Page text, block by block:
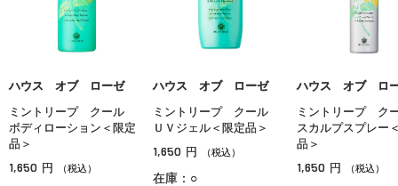
ハウス オブ ローゼ
ミントリープ クール
ボディローション＜限定
品＞
1,650 円 （税込）
ハウス オブ ローゼ
ミントリープ クール
ＵＶジェル＜限定品＞
1,650 円 （税込）
在庫：○
ハウス オブ ロ
ミントリープ
スカルプスプレー
品＞
1,650 円 （税込）